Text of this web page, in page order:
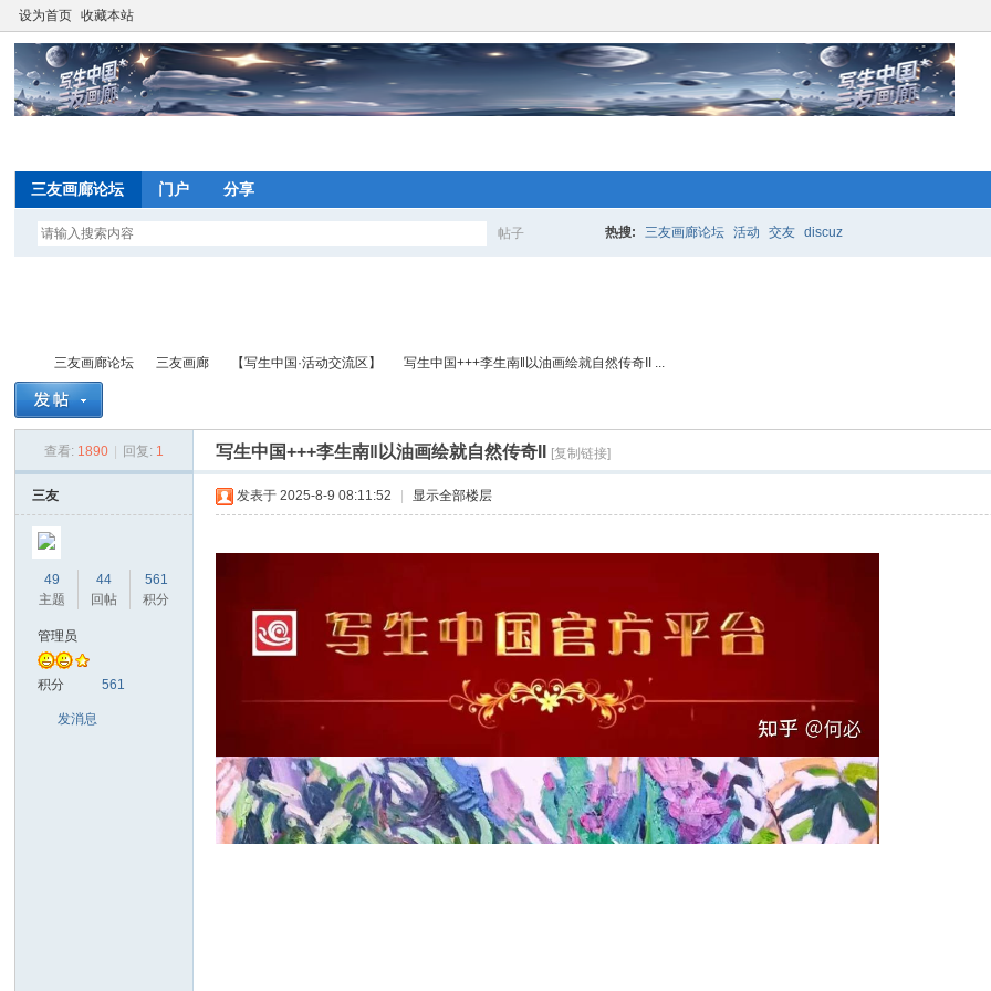
设为首页 收藏本站
三友画廊论坛 门户 分享
帖子
索
热搜: 三友画廊论坛 活动 交友 discuz
望更多的人加入你我同行。
写生中国*三友画廊急招实习版主！只要您
网络人士“创业行动”开始 拉！写生中国*
望更多的人加入你我同行。
写生中国*三友画廊急招实习版主！只要您
间，那就赶快来应聘吧！www.xixi118.com
三友画廊论坛
›
三友画廊 【写生中国·活动交流区】
›
写生中国+++李生南‖以油画绘就自然传奇II ...
查看: 1890 回复: 1 写生中国+++李生南‖以油画绘就自然传奇II [复制链接]
三友
49
主题
44
回帖
561
积分
管理员
积分 561
发消息
发表于 2025-8-9 08:11:52 显示全部楼层